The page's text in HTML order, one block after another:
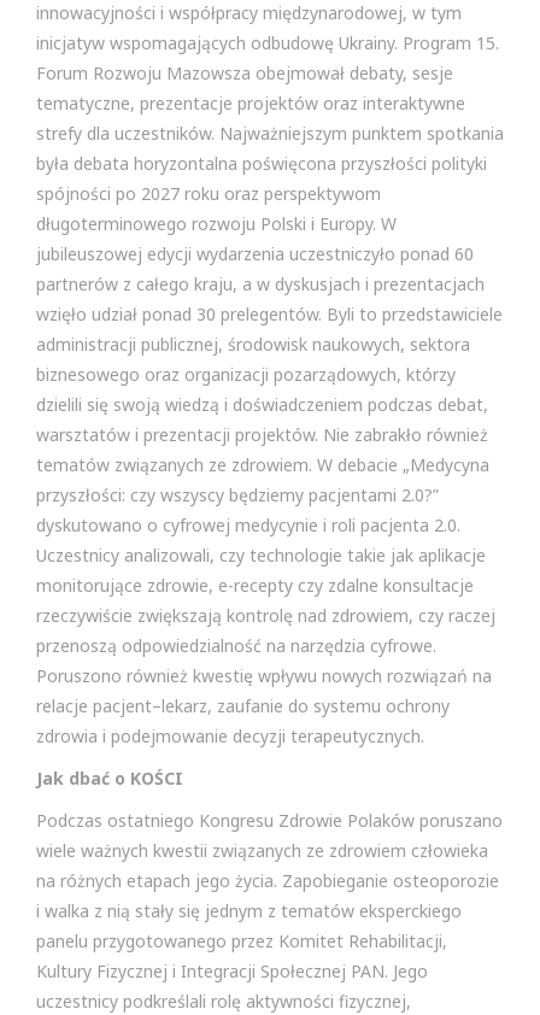
innowacyjności i współpracy międzynarodowej, w tym
inicjatyw wspomagających odbudowę Ukrainy. Program 15.
Forum Rozwoju Mazowsza obejmował debaty, sesje
tematyczne, prezentacje projektów oraz interaktywne
strefy dla uczestników. Najważniejszym punktem spotkania
była debata horyzontalna poświęcona przyszłości polityki
spójności po 2027 roku oraz perspektywom
długoterminowego rozwoju Polski i Europy. W
jubileuszowej edycji wydarzenia uczestniczyło ponad 60
partnerów z całego kraju, a w dyskusjach i prezentacjach
wzięło udział ponad 30 prelegentów. Byli to przedstawiciele
administracji publicznej, środowisk naukowych, sektora
biznesowego oraz organizacji pozarządowych, którzy
dzielili się swoją wiedzą i doświadczeniem podczas debat,
warsztatów i prezentacji projektów. Nie zabrakło również
tematów związanych ze zdrowiem. W debacie „Medycyna
przyszłości: czy wszyscy będziemy pacjentami 2.0?”
dyskutowano o cyfrowej medycynie i roli pacjenta 2.0.
Uczestnicy analizowali, czy technologie takie jak aplikacje
monitorujące zdrowie, e-recepty czy zdalne konsultacje
rzeczywiście zwiększają kontrolę nad zdrowiem, czy raczej
przenoszą odpowiedzialność na narzędzia cyfrowe.
Poruszono również kwestię wpływu nowych rozwiązań na
relacje pacjent–lekarz, zaufanie do systemu ochrony
zdrowia i podejmowanie decyzji terapeutycznych.
Jak dbać o KOŚCI
Podczas ostatniego Kongresu Zdrowie Polaków poruszano
wiele ważnych kwestii związanych ze zdrowiem człowieka
na różnych etapach jego życia. Zapobieganie osteoporozie
i walka z nią stały się jednym z tematów eksperckiego
panelu przygotowanego przez Komitet Rehabilitacji,
Kultury Fizycznej i Integracji Społecznej PAN. Jego
uczestnicy podkreślali rolę aktywności fizycznej,